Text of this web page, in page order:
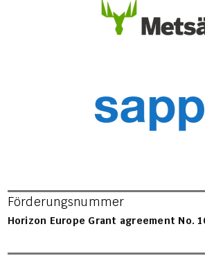
Förderungsnummer
Horizon Europe Grant agreement No.